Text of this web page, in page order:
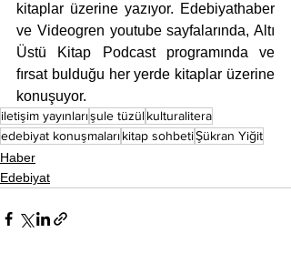
kitaplar üzerine yazıyor. Edebiyathaber
ve Videogren youtube sayfalarında, Altı
Üstü Kitap Podcast programında ve
fırsat bulduğu her yerde kitaplar üzerine
konuşuyor.
iletişim yayınlarışule tüzülkulturalitera
edebiyat konuşmalarıkitap sohbetiŞükran Yiğit
Haber
Edebiyat